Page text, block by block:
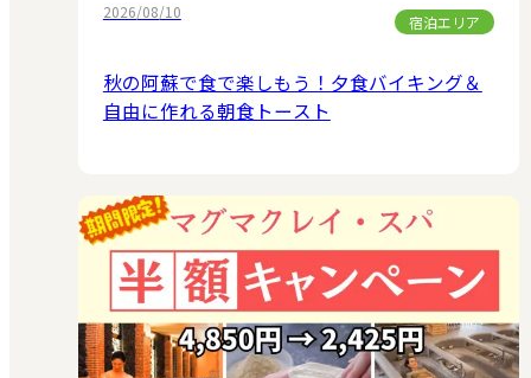
2026/08/10
宿泊エリア
秋の阿蘇で食で楽しもう！夕食バイキング＆
自由に作れる朝食トースト